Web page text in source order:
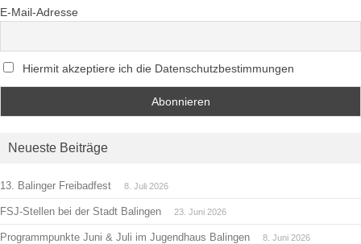
E-Mail-Adresse
Hiermit akzeptiere ich die Datenschutzbestimmungen
Neueste Beiträge
13. Balinger Freibadfest 8. Juli 2026
FSJ-Stellen bei der Stadt Balingen 23. Juni 2026
Programmpunkte Juni & Juli im Jugendhaus Balingen 8. Juni 2026